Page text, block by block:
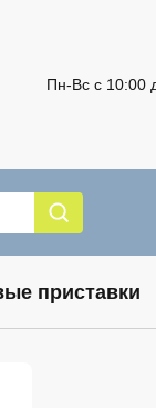
Пн-Вс с 10:00
приставки